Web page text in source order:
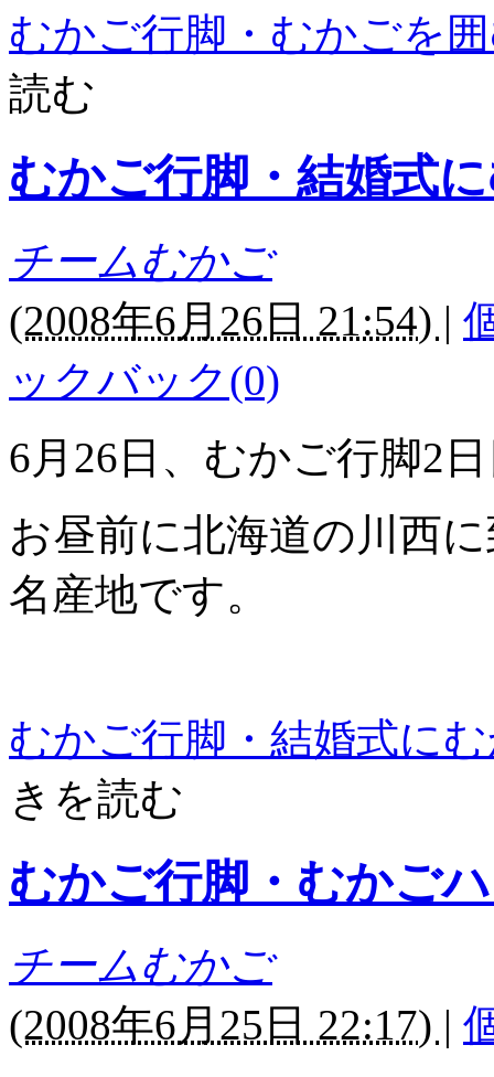
むかご行脚・むかごを
読む
むかご行脚・結婚式
チームむかご
(2008年6月26日 21:54) |
ックバック(0)
6月26日、むかご行脚2
お昼前に北海道の川西
名産地です。
むかご行脚・結婚式に
きを読む
むかご行脚・むかご
チームむかご
(2008年6月25日 22:17) |